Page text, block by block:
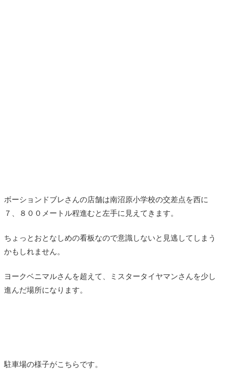
ボーションドブレさんの店舗は南沼原小学校の交差点を西に
７、８００メートル程進むと左手に見えてきます。
ちょっとおとなしめの看板なので意識しないと見逃してしまう
かもしれません。
ヨークベニマルさんを超えて、ミスタータイヤマンさんを少し
進んだ場所になります。
駐車場の様子がこちらです。